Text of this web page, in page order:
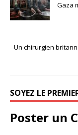
Gaza
Un chirurgien
SOYEZ LE
Poster un